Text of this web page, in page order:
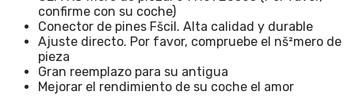
confirme con su coche)
Conector de pines Fšcil. Alta calidad y durable
Ajuste directo. Por favor, compruebe el nš²mero de
pieza
Gran reemplazo para su antigua
Mejorar el rendimiento de su coche el amor